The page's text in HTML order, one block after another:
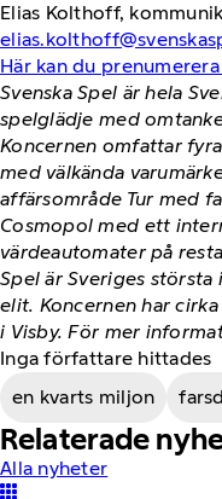
Elias Kolthoff,
Här kan du
Svenska Spel är hela
spelglädje med
Koncernen omfattar
med välkända
affärsområde Tur med
Cosmopol med ett
värdeautomater på
Spel är Sveriges
elit. Koncernen har
i Visby. För mer
Inga författare hittades
en kvarts miljon
Relaterade
Alla nyheter